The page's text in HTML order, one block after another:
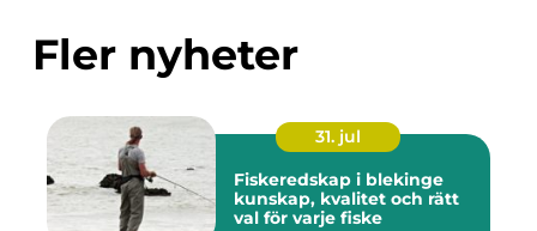
Fler nyheter
31. jul
Fiskeredskap i blekinge
kunskap, kvalitet och rätt
val för varje fiske